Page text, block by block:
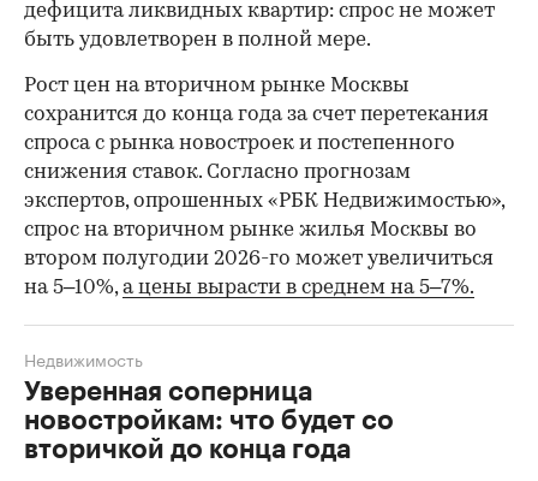
дефицита ликвидных квартир: спрос не может
быть удовлетворен в полной мере.
Рост цен на вторичном рынке Москвы
сохранится до конца года за счет перетекания
спроса с рынка новостроек и постепенного
снижения ставок. Согласно прогнозам
экспертов, опрошенных «РБК Недвижимостью»,
спрос на вторичном рынке жилья Москвы во
втором полугодии 2026-го может увеличиться
на 5–10%,а цены вырасти в среднем на 5–7%.
Уверенная соперница
новостройкам: что будет со
вторичкой до конца года
Недвижимость